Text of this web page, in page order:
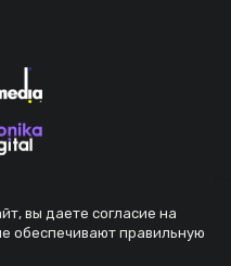
вы даете согласие на
обеспечивают правильную